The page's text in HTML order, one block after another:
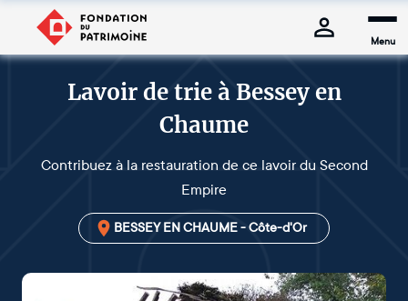
Menu
Lavoir de trie à Bessey en
Chaume
Contribuez à la restauration de ce lavoir du Second
Empire
BESSEY EN CHAUME - Côte-d'Or